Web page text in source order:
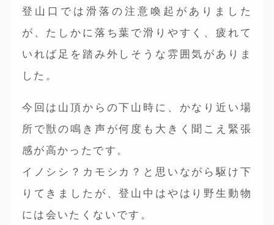
登山口では滑落の注意喚起がありました
が、たしかに落ち葉で滑りやすく、疲れて
いれば足を踏み外しそうな雰囲気がありま
した。
今回は山頂からの下山時に、かなり近い場
所で獣の鳴き声が何度も大きく聞こえ緊張
感が高かったです。
イノシシ？カモシカ？と思いながら駆け下
りてきましたが、登山中はやはり野生動物
には会いたくないです。